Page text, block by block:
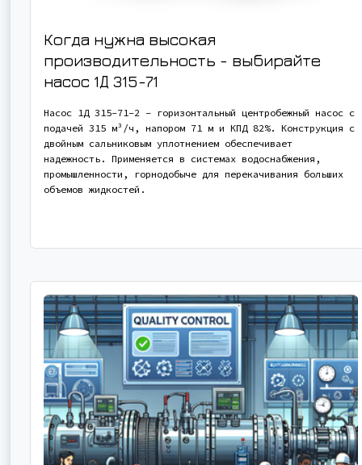
Когда нужна высокая
производительность - выбирайте
насос 1Д 315-71
Насос 1Д 315-71-2 - горизонтальный центробежный насос с
подачей 315 м³/ч, напором 71 м и КПД 82%. Конструкция с
двойным сальниковым уплотнением обеспечивает
надежность. Применяется в системах водоснабжения,
промышленности, горнодобыче для перекачивания больших
объемов жидкостей.